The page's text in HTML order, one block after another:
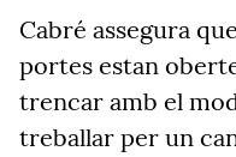
Cabré assegura
portes estan
trencar amb el
treballar per un